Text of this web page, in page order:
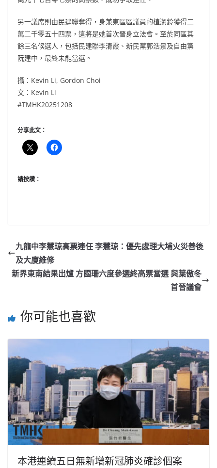
另一議席則由民建聯奪得，身兼東區區議員的植潔鈴獲得二
萬二千零五十四票，這將是她首次晉身立法會。至於同區其
餘三名候選人，包括民建聯李清霞、新民黨郭浩景及自由黨
阮建中，最終未能當選。
攝：Kevin Li, Gordon Choi
文：Kevin Li
#TMHK20251208
分享此文：
請按讚：
九龍中李慧琼高票連任 李慧琼：優先處理大埔火災善後
及大廈維修
新界東南結果出爐 方國珊六度參選終高票當選 與葉傲冬
首晉議會
你可能也喜歡
本港連續五日無新增新冠肺炎確診個案